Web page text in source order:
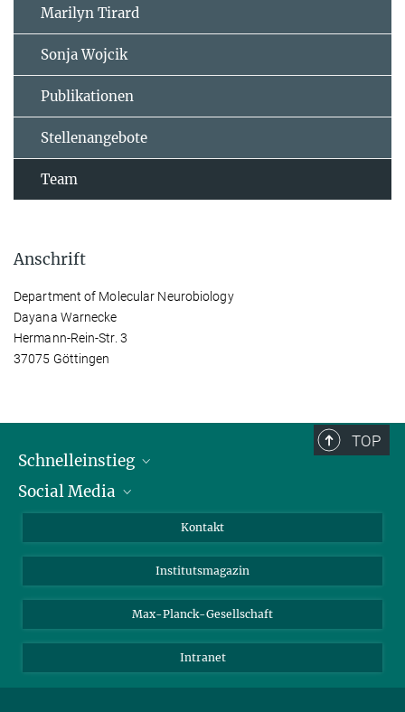
Marilyn Tirard
Sonja Wojcik
Publikationen
Stellenangebote
Team
Anschrift
Department of Molecular Neurobiology
Dayana Warnecke
Hermann-Rein-Str. 3
37075 Göttingen
TOP
Schnelleinstieg
Alumni
Schulen
Studierende
Social Media
Facebook
YouTube
Kontakt
Institutsmagazin
Max-Planck-Gesellschaft
Intranet